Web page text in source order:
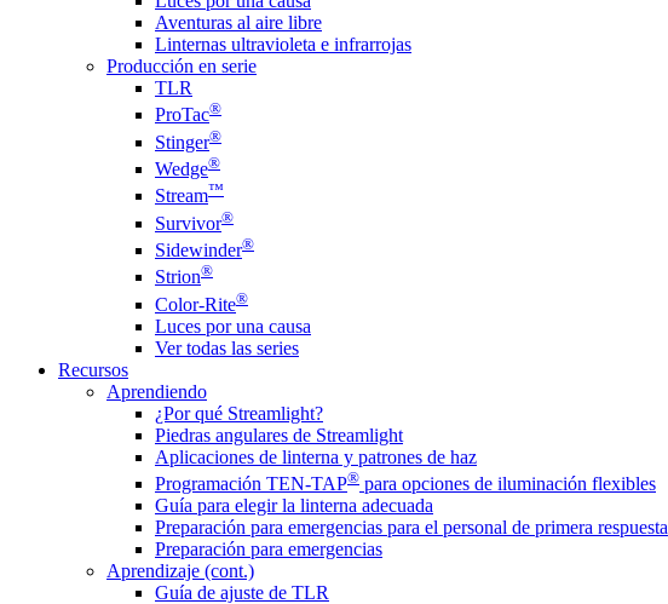
Aventuras al aire libre
Linternas ultravioleta e infrarrojas
Producción en serie
TLR
ProTac®
Stinger®
Wedge®
Stream™
Survivor®
Sidewinder®
Strion®
Color-Rite®
Luces por una causa
Ver todas las series
Recursos
Aprendiendo
¿Por qué Streamlight?
Piedras angulares de Streamlight
Aplicaciones de linterna y patrones de haz
Programación TEN-TAP® para opciones de iluminación flexibles
Guía para elegir la linterna adecuada
Preparación para emergencias para el personal de primera respuesta
Preparación para emergencias
Aprendizaje (cont.)
Guía de ajuste de TLR